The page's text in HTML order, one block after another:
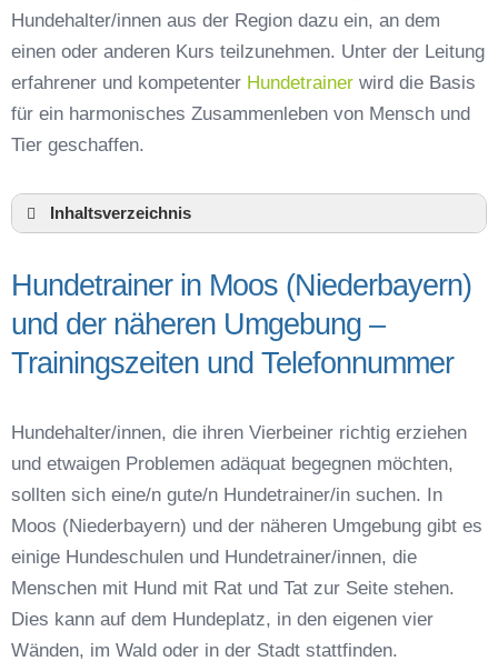
Hundehalter/innen aus der Region dazu ein, an dem
einen oder anderen Kurs teilzunehmen. Unter der Leitung
erfahrener und kompetenter Hundetrainer wird die Basis
für ein harmonisches Zusammenleben von Mensch und
Tier geschaffen.
Inhaltsverzeichnis
Umgebung
Hundetrainer in Moos (Niederbayern) und der
näheren Umgebung – Trainingszeiten und
Telefonnummer
Das macht einen guten Hundetrainer aus
Online-Test
Hundetrainer Ausbildung in Moos
(Niederbayern) oder online
Hundezubehör für das Training und
Hundespielzeug zur Beschäftigung
Preisvergleich der Hundeschulen in Moos
Hundeschulen vs. Hundesportvereine in Moos
(Niederbayern)
Hundetrainer in Moos (Niederbayern)
und der näheren Umgebung –
Trainingszeiten und Telefonnummer
Hundehalter/innen, die ihren Vierbeiner richtig erziehen
und etwaigen Problemen adäquat begegnen möchten,
sollten sich eine/n gute/n Hundetrainer/in suchen. In
Moos (Niederbayern) und der näheren Umgebung gibt es
einige Hundeschulen und Hundetrainer/innen, die
Menschen mit Hund mit Rat und Tat zur Seite stehen.
Dies kann auf dem Hundeplatz, in den eigenen vier
Wänden, im Wald oder in der Stadt stattfinden.